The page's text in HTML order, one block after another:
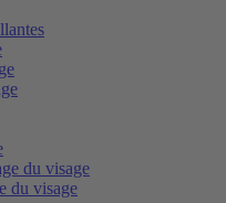
du visage
du visage